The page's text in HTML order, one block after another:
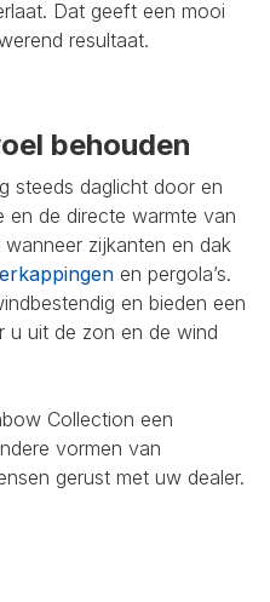
Dat geeft een mooi
resultaat.
behouden
steeds daglicht door en
en de directe warmte van
zijkanten en dak
en pergola’s.
en bieden een
u uit de zon en de wind
Collection een
vormen van
gerust met uw dealer.